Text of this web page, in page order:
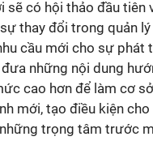
sẽ có hội thảo đầu tiên
sự thay đổi trong quản
cầu mới cho sự phát
đưa những nội dung
cao hơn để làm cơ
mới, tạo điều kiện
trọng tâm trước